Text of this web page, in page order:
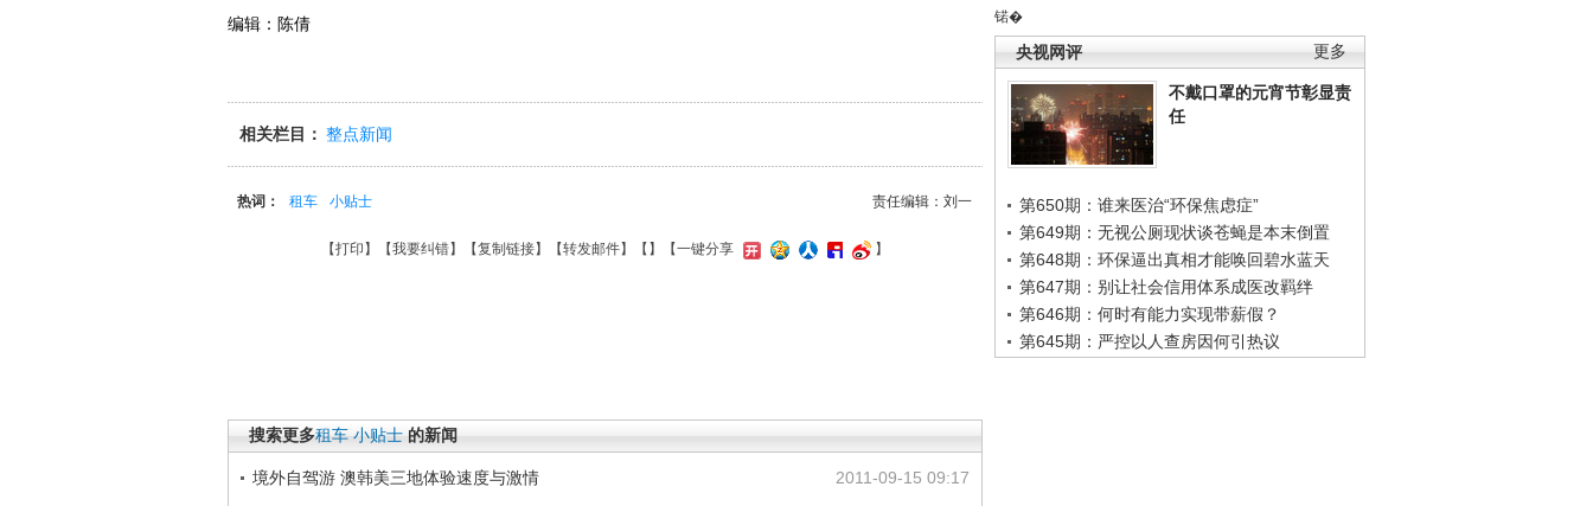
锘�
更多
央视网评
不戴口罩的元宵节彰显责
任
第650期：谁来医治“环保焦虑症”
第649期：无视公厕现状谈苍蝇是本末倒置
第648期：环保逼出真相才能唤回碧水蓝天
第647期：别让社会信用体系成医改羁绊
第646期：何时有能力实现带薪假？
第645期：严控以人查房因何引热议
编辑：陈倩
相关栏目： 整点新闻
责任编辑：刘一
热词： 租车 小贴士
【打印 】【我要纠错】【复制链接】【转发邮件】【 】 【一键分享 】
搜索更多租车 小贴士 的新闻
2011-09-15 09:17
境外自驾游 澳韩美三地体验速度与激情